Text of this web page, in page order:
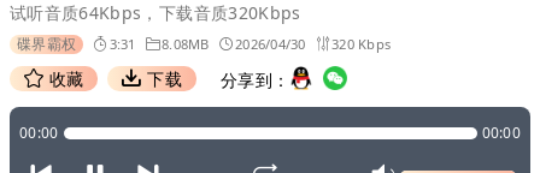
试听音质64Kbps，下载音质320Kbps
碟界霸权 3:31 8.08MB 2026/04/30 320 Kbps
收藏 下载 分享到：
00:00 00:00